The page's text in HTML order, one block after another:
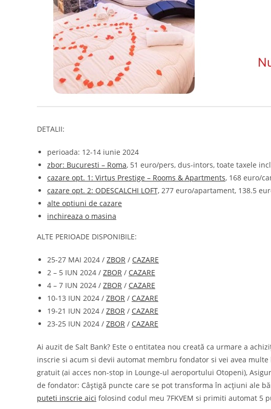
DETALII:
perioada: 12-14 iunie 2024
zbor: Bucuresti – Roma, 51 euro/pers, dus-intors, toate taxele
cazare opt. 1: Virtus Prestige – Rooms & Apartments, 168 euro/
cazare opt. 2: ODESCALCHI LOFT, 277 euro/apartament, 138.5
alte optiuni de cazare
inchireaza o masina
ALTE PERIOADE DISPONIBILE:
25-27 MAI 2024 / ZBOR / CAZARE
2 – 5 IUN 2024 / ZBOR / CAZARE
4 – 7 IUN 2024 / ZBOR / CAZARE
10-13 IUN 2024 / ZBOR / CAZARE
19-21 IUN 2024 / ZBOR / CAZARE
23-25 IUN 2024 / ZBOR / CAZARE
Ai auzit de Salt Bank? Este o entitatea nou creată ca urmare a
inscrie si acum si devii automat membru fondator si vei avea
gratuit (ai acces non-stop in Lounge-ul aeroportului Otopeni),
de fondator: Câștigă puncte care se pot transforma în acțiuni ale
puteti inscrie aici folosind codul meu 7FKVEM si primiti automat 5